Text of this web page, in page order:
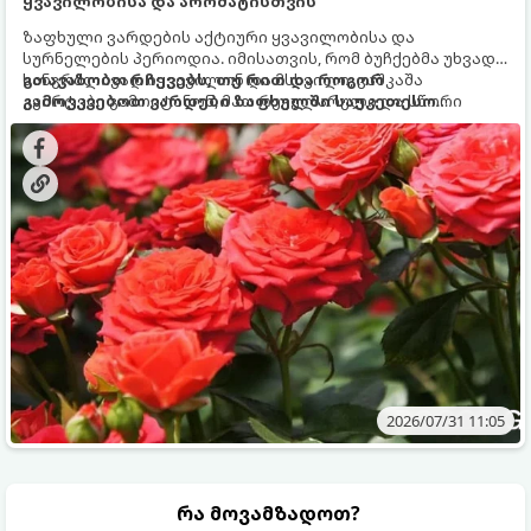
ზაფხული ვარდების აქტიური ყვავილობისა და
სურნელების პერიოდია. იმისათვის, რომ ბუჩქებმა უხვად,
ხანგრძლივად იყვავილონ და მსხვილი, კაშკაშა
კვირტები გამოიტანონ, მათ რეგულარული და სწორი
გამოკვება სჭირდებათ. ზაფხულის პერიოდში მცენარის
მოთხოვნილებები იცვლება, ამიტომ მნიშვნელოვანია
ვიცოდეთ, რომელი სასუქები გამოიყენება ამ დროს.
გთავაზობთ რჩევებს, თუ რით და როგორ
გამოვკვებოთ ვარდები ზაფხულში საუკეთესო
შედეგის მისაღწევად:
2026/07/31 11:05
რა მოვამზადოთ?